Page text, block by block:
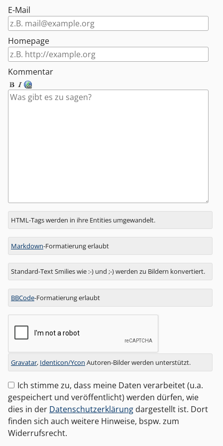
E-Mail
Homepage
Kommentar
Antwort
zu
HTML-Tags werden in ihre Entities umgewandelt.
Markdown-Formatierung erlaubt
Standard-Text Smilies wie :-) und ;-) werden zu Bildern konvertiert.
BBCode-Formatierung erlaubt
Gravatar, Identicon/Ycon Autoren-Bilder werden unterstützt.
Ich stimme zu, dass meine Daten verarbeitet (u.a.
gespeichert und veröffentlicht) werden dürfen, wie
dies in der Datenschutzerklärung dargestellt ist. Dort
finden sich auch weitere Hinweise, bspw. zum
Widerrufsrecht.